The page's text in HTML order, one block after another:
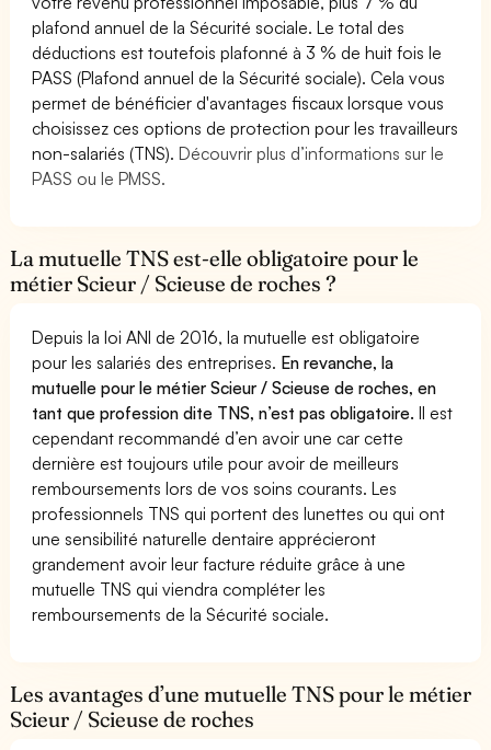
plafond annuel de la Sécurité sociale. Le total des
déductions est toutefois plafonné à 3 % de huit fois le
PASS (Plafond annuel de la Sécurité sociale). Cela vous
permet de bénéficier d'avantages fiscaux lorsque vous
choisissez ces options de protection pour les travailleurs
non-salariés (TNS).Découvrir plus d’informations sur le
PASS ou le PMSS.
La mutuelle TNS est-elle obligatoire pour le
métier Scieur / Scieuse de roches ?
Depuis la loi ANI de 2016, la mutuelle est obligatoire
pour les salariés des entreprises. En revanche, la
mutuelle pour le métier Scieur / Scieuse de roches, en
tant que profession dite TNS, n’est pas obligatoire.Il est
cependant recommandé d’en avoir une car cette
dernière est toujours utile pour avoir de meilleurs
remboursements lors de vos soins courants. Les
professionnels TNS qui portent des lunettes ou qui ont
une sensibilité naturelle dentaire apprécieront
grandement avoir leur facture réduite grâce à une
mutuelle TNS qui viendra compléter les
remboursements de la Sécurité sociale.
Les avantages d’une mutuelle TNS pour le métier
Scieur / Scieuse de roches